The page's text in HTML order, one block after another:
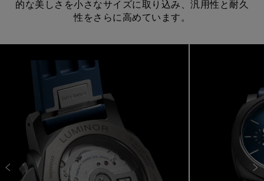
的な美しさを小さなサイズに取り込み、汎用性と耐久
性をさらに高めています。
Image